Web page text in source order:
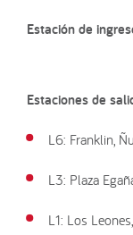
Estación de
Estaciones de
L6: Franklin,
L3: Plaza
L1: Los